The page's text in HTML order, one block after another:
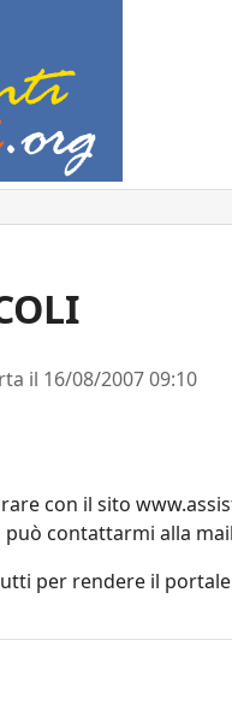
il 16/08/2007 09:10
con il sito
contattarmi alla
per rendere il